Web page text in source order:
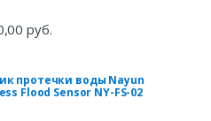
руб.
протечки воды Nayun
Flood Sensor NY-FS-02